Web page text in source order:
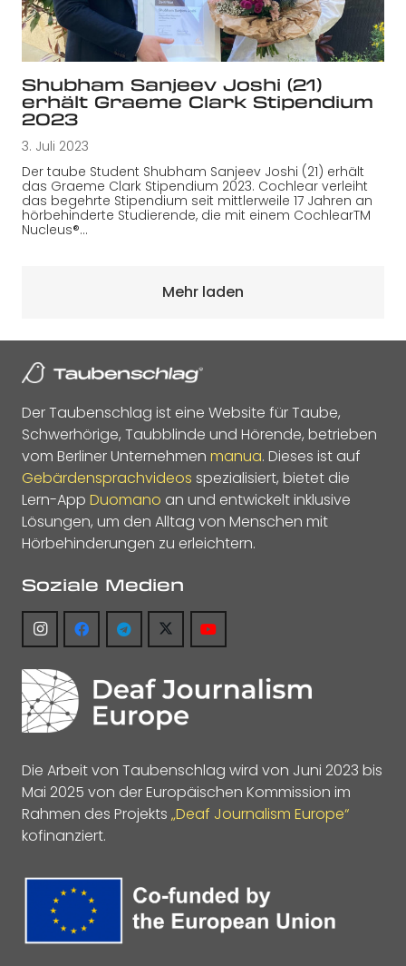
Shubham Sanjeev Joshi (21)
erhält Graeme Clark Stipendium
2023
3. Juli 2023
Der taube Student Shubham Sanjeev Joshi (21) erhält
das Graeme Clark Stipendium 2023. Cochlear verleiht
das begehrte Stipendium seit mittlerweile 17 Jahren an
hörbehinderte Studierende, die mit einem CochlearTM
Nucleus®…
Mehr laden
Der Taubenschlag ist eine Website für Taube,
Schwerhörige, Taubblinde und Hörende, betrieben
vom Berliner Unternehmen manua. Dieses ist auf
Gebärdensprachvideos spezialisiert, bietet die
Lern-App Duomano an und entwickelt inklusive
Lösungen, um den Alltag von Menschen mit
Hörbehinderungen zu erleichtern.
Soziale Medien
Die Arbeit von Taubenschlag wird von Juni 2023 bis
Mai 2025 von der Europäischen Kommission im
Rahmen des Projekts „Deaf Journalism Europe“
kofinanziert.